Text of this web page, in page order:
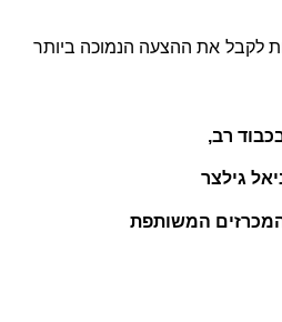
לקבל את ההצעה הנמוכה ביותר
רב,
גילצר
המכרזים המשותפת